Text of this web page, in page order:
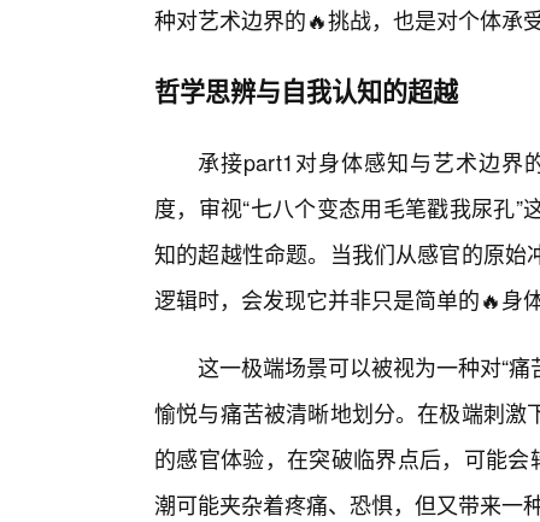
种对艺术边界的🔥挑战，也是对个体承
哲学思辨与自我认知的超越
承接part1对身体感知与艺术边界
度，审视“七八个变态用毛笔戳我尿孔
知的超越性命题。当我们从感官的原
逻辑时，会发现它并非只是简单的🔥身
这一极端场景可以被视为一种对“
愉悦与痛苦被清晰地划分。在极端刺
的感官体验，在突破临界点后，可能
潮可能夹杂着疼痛、恐惧，但又带来一